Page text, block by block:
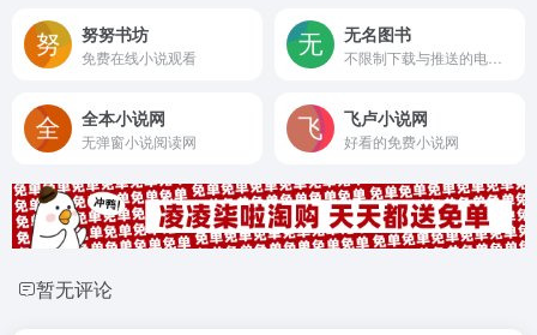
努努书坊
免费在线小说观看
无名图书
全本小说网
无弹窗小说阅读网
飞卢小说网
好看的免费小说网
暂无评论